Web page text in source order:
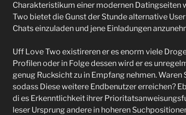
Charakteristikum einer modernen Datingseiten
Two bietet die Gunst der Stunde alternative
Chats einzuladen und jene Einladungen
Uff Love Two existireren er es enorm viele
Profilen oder in Folge dessen wird er es
genug Rucksicht zu in Empfang nehmen. Waren
sodass Diese weitere Endbenutzer erreichen?
di es Erkenntlichkeit ihrer
leser Ursprung andere in hoheren